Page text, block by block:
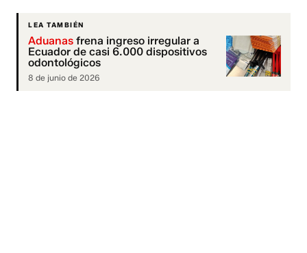
LEA TAMBIÉN
Aduanas frena ingreso irregular a
Ecuador de casi 6.000 dispositivos
odontológicos
8 de junio de 2026